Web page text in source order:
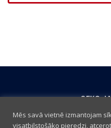
SEKO
Mēs savā vietnē izmantojam
visatbilstošāko pieredzi,